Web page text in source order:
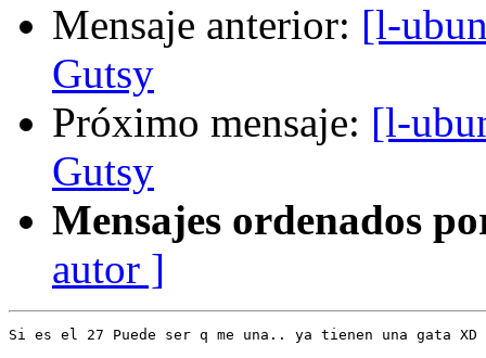
Mensaje anterior: [l-
Gutsy
Próximo mensaje: [l-
Gutsy
Mensajes ordenados
autor ]
Si es el 27 Puede ser q me una.. ya tienen una gata XD